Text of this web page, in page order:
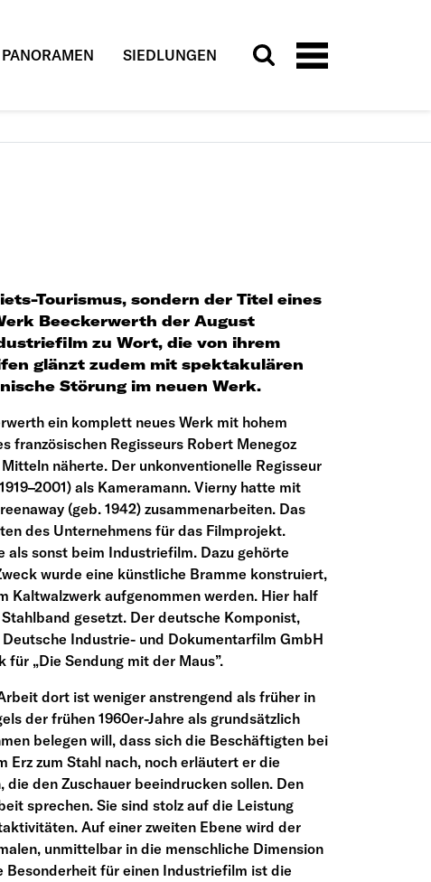
PANORAMEN SIEDLUNGEN
Tourismus, sondern der Titel eines
Beeckerwerth der August
zu Wort, die von ihrem
glänzt zudem mit spektakulären
Störung im neuen Werk.
ein komplett neues Werk mit hohem
französischen Regisseurs Robert Menegoz
näherte. Der unkonventionelle Regisseur
als Kameramann. Vierny hatte mit
(geb. 1942) zusammenarbeiten. Das
des Unternehmens für das Filmprojekt.
sonst beim Industriefilm. Dazu gehörte
wurde eine künstliche Bramme konstruiert,
Kaltwalzwerk aufgenommen werden. Hier half
gesetzt. Der deutsche Komponist,
Industrie- und Dokumentarfilm GmbH
„Die Sendung mit der Maus”.
dort ist weniger anstrengend als früher in
der frühen 1960er-Jahre als grundsätzlich
belegen will, dass sich die Beschäftigten bei
Erz zum Stahl nach, noch erläutert er die
den Zuschauer beeindrucken sollen. Den
sprechen. Sie sind stolz auf die Leistung
Auf einer zweiten Ebene wird der
unmittelbar in die menschliche Dimension
Besonderheit für einen Industriefilm ist die